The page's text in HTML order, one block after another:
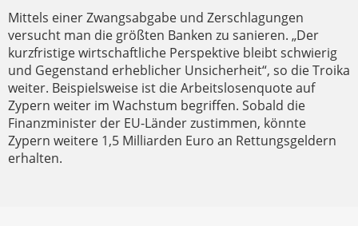
Mittels einer Zwangsabgabe und Zerschlagungen
versucht man die größten Banken zu sanieren. „Der
kurzfristige wirtschaftliche Perspektive bleibt schwierig
und Gegenstand erheblicher Unsicherheit“, so die Troika
weiter. Beispielsweise ist die Arbeitslosenquote auf
Zypern weiter im Wachstum begriffen. Sobald die
Finanzminister der EU-Länder zustimmen, könnte
Zypern weitere 1,5 Milliarden Euro an Rettungsgeldern
erhalten.